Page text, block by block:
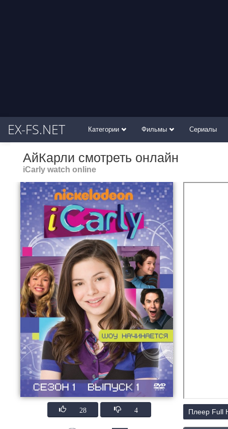
EX-FS.NET Категории Фильмы Сериалы
АйКарли смотреть онлайн
iCarly watch online
28 4 Плеер Full